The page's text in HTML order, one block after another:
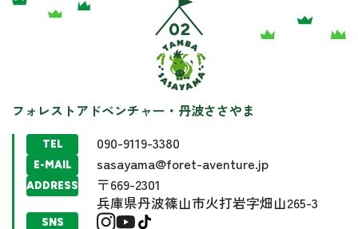
フォレストアドベンチャー・丹波ささやま
TEL 090-9119-3380
E-MAIL sasayama@foret-aventure.jp
ADDRESS
〒669-2301
兵庫県丹波篠山市火打岩字畑山265-3
SNS